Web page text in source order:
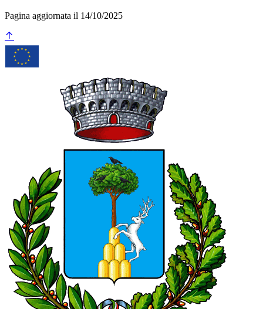
Pagina aggiornata il 14/10/2025